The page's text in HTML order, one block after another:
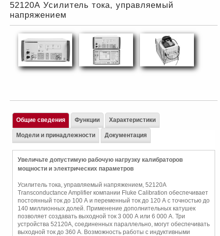
52120А Усилитель тока, управляемый
напряжением
Общие сведения
Увеличьте допустимую рабочую нагрузку калибраторов
мощности и электрических параметров
Усилитель тока, управляемый напряжением, 52120A
Transconductance Amplifier компании Fluke Calibration обеспечивает
постоянный ток до 100 А и переменный ток до 120 А с точностью до
140 миллионных долей. Применение дополнительных катушек
позволяет создавать выходной ток 3 000 А или 6 000 А. Три
устройства 52120A, соединенных параллельно, могут обеспечивать
выходной ток до 360 А. Возможность работы с индуктивными
Функции Характеристики
Модели и принадлежности Документация